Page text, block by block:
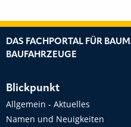
DAS FACHPORTAL FÜR
BAUFAHRZEUGE
Blickpunkt
Allgemein - Aktuelles
Namen und Neuigkeiten